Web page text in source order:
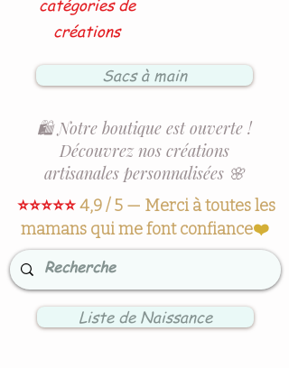
catégories de
créations
Sacs à main
🛍️ Notre boutique est ouverte !
Découvrez nos créations
artisanales personnalisées 🌸
⭐⭐⭐⭐⭐4,9 / 5 — Merci à toutes les
mamans qui me font confiance❤️
Liste de Naissance